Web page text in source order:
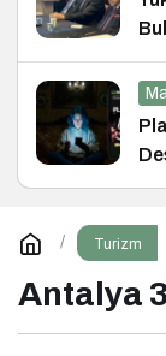
ve
Turizm
Antalya